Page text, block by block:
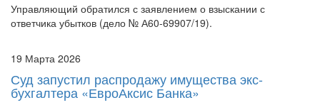
Управляющий обратился с заявлением о взыскании с
ответчика убытков (дело № А60-69907/19).
19 Марта 2026
Суд запустил распродажу имущества экс-
бухгалтера «ЕвроАксис Банка»